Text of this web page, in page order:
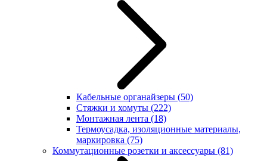
Кабельные органайзеры (50)
Стяжки и хомуты (222)
Монтажная лента (18)
Термоусадка, изоляционные материалы,
маркировка (75)
Коммутационные розетки и аксессуары (81)